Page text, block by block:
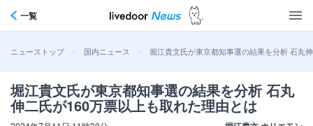
一覧
ニューストップ > 国内ニュース > 堀江貴文氏が東京都知事選の結果を分析 石丸
堀江貴文氏が東京都知事選の結果を分析 石丸
伸二氏が160万票以上も取れた理由とは